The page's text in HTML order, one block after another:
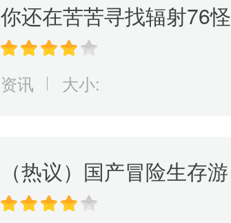
你还在苦苦寻找辐射76怪
物大全？现在有这款神奇
的游戏，它可以完美呈现
辐射76怪物等级和人物等
资讯 大小:
（热议）国产冒险生存游
戏《Faction Z》震撼来